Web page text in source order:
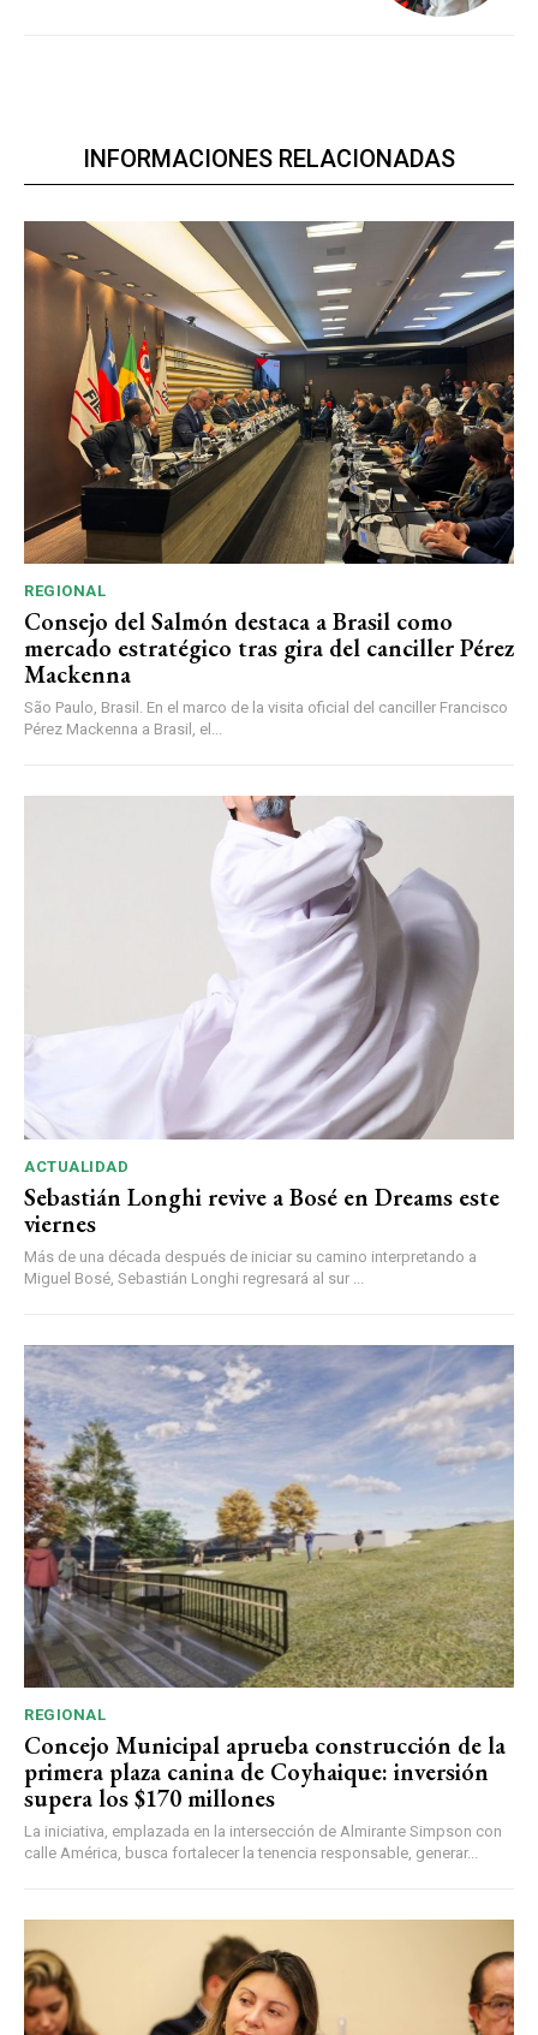
INFORMACIONES RELACIONADAS
REGIONAL
Consejo del Salmón destaca a Brasil como
mercado estratégico tras gira del canciller Pérez
Mackenna
São Paulo, Brasil. En el marco de la visita oficial del canciller Francisco
Pérez Mackenna a Brasil, el...
ACTUALIDAD
Sebastián Longhi revive a Bosé en Dreams este
viernes
Más de una década después de iniciar su camino interpretando a
Miguel Bosé, Sebastián Longhi regresará al sur ...
REGIONAL
Concejo Municipal aprueba construcción de la
primera plaza canina de Coyhaique: inversión
supera los $170 millones
La iniciativa, emplazada en la intersección de Almirante Simpson con
calle América, busca fortalecer la tenencia responsable, generar...